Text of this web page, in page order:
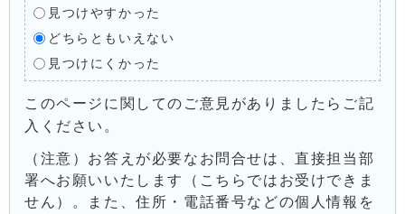
見つけやすかった
どちらともいえない
見つけにくかった
このページに関してのご意見がありましたらご記
入ください。
（注意）お答えが必要なお問合せは、直接担当部
署へお願いいたします（こちらではお受けできま
せん）。また、住所・電話番号などの個人情報を